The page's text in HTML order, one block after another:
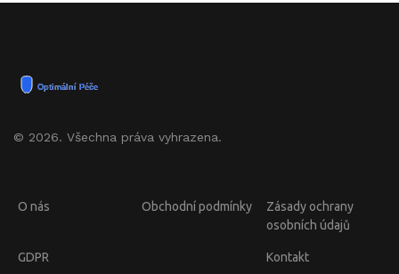
© 2026. Všechna práva vyhrazena.
O nás Obchodní podmínky
Zásady ochrany
osobních údajů
GDPR Kontakt